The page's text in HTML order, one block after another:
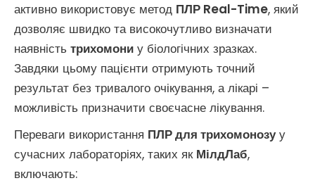
активно використовує метод ПЛР Real-Time, який
дозволяє швидко та високочутливо визначати
наявність трихомони у біологічних зразках.
Завдяки цьому пацієнти отримують точний
результат без тривалого очікування, а лікарі –
можливість призначити своєчасне лікування.
Переваги використання ПЛР для трихомонозуу
сучасних лабораторіях, таких як МілдЛаб,
включають: